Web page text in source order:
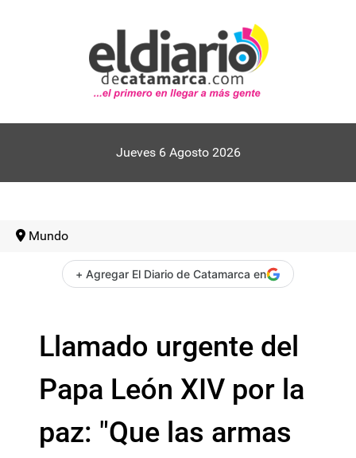
Jueves 6 Agosto 2026
Mundo
+ Agregar El Diario de Catamarca en
Llamado urgente del
Papa León XIV por la
paz: "Que las armas